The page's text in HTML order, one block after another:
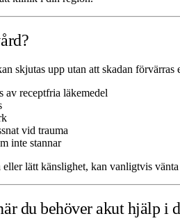
skjutas upp utan att skadan
av receptfria läkemedel
vid trauma
inte stannar
eller lätt känslighet, kan vanligtvis
du behöver akut hjälp i